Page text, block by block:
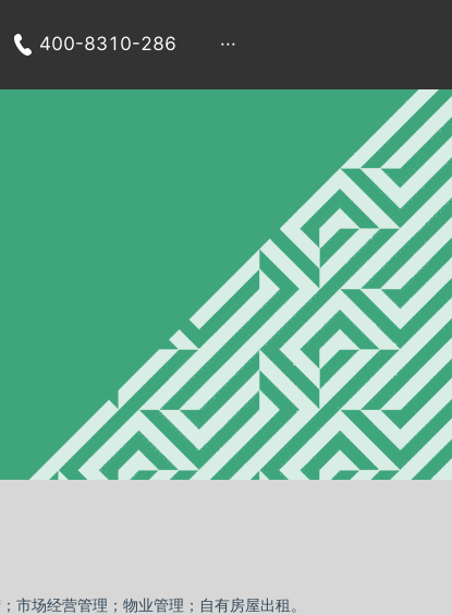
400-8310-286 ···
场经营管理；物业管理；自有房屋出租。